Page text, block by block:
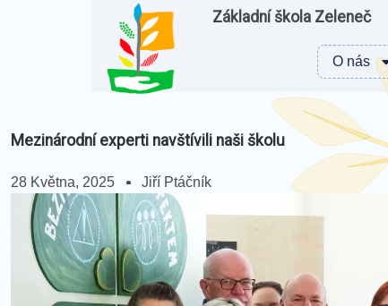
Základní škola Zeleneč
O nás
Mezinárodní experti navštívili naši školu
28 Května, 2025 Jiří Ptáčník